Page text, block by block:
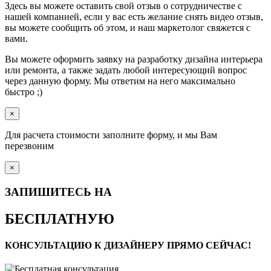
Здесь вы можете оставить свой отзыв о сотрудничестве с
нашей компанией, если у вас есть желание снять видео отзыв,
вы можете сообщить об этом, и наш маркетолог свяжется с
вами.
Вы можете оформить заявку на разработку дизайна интерьера
или ремонта, а также задать любой интересующий вопрос
через данную форму. Мы ответим на него максимально
быстро ;)
×
Для расчета стоимости заполните форму, и мы Вам
перезвоним
×
ЗАПИШИТЕСЬ НА
БЕСПЛАТНУЮ
КОНСУЛЬТАЦИЮ К ДИЗАЙНЕРУ ПРЯМО СЕЙЧАС!